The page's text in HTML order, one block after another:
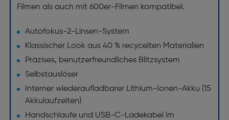
Filmen als auch mit 600er-Filmen kompatibel.
Autofokus-2-Linsen-System
Klassischer Look aus 40 % recycelten Materialien
Präzises, benutzerfreundliches Blitzsystem
Selbstauslöser
Interner wiederaufladbarer Lithium-Ionen-Akku (15
Akkulaufzeiten)
Handschlaufe und USB-C-Ladekabel im